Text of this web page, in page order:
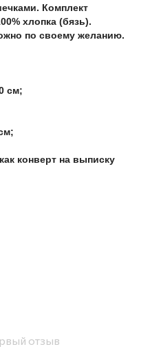
Комплект
хлопка (бязь).
по своему желанию.
см;
конверт на выписку
отзыв